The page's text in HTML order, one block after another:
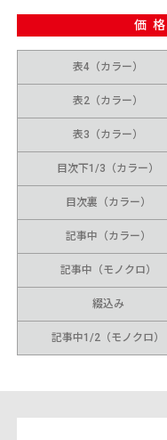
価
表4（カラー）
表2（カラー）
表3（カラー）
目次下1/3（カラー）
目次裏（カラー）
記事中（カラー）
記事中（モノクロ）
綴込み
記事中1/2（モノクロ）